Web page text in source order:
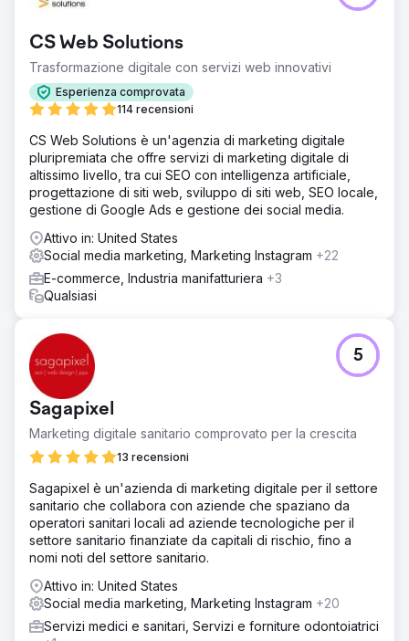
CS Web Solutions
Trasformazione digitale con servizi web innovativi
Esperienza comprovata
114 recensioni
CS Web Solutions è un'agenzia di marketing digitale
pluripremiata che offre servizi di marketing digitale di
altissimo livello, tra cui SEO con intelligenza artificiale,
progettazione di siti web, sviluppo di siti web, SEO locale,
gestione di Google Ads e gestione dei social media.
Attivo in: United States
Social media marketing, Marketing Instagram +22
E-commerce, Industria manifatturiera +3
Qualsiasi
Sagapixel
Marketing digitale sanitario comprovato per la crescita
13 recensioni
5
Sagapixel è un'azienda di marketing digitale per il settore
sanitario che collabora con aziende che spaziano da
operatori sanitari locali ad aziende tecnologiche per il
settore sanitario finanziate da capitali di rischio, fino a
nomi noti del settore sanitario.
Attivo in: United States
Social media marketing, Marketing Instagram +20
Servizi medici e sanitari, Servizi e forniture odontoiatrici